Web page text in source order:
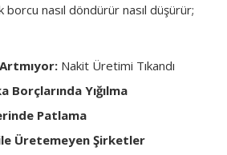
borcu nasıl döndürür nasıl düşürür;
Nakit Üretimi Tıkandı
Borçlarında Yığılma
Patlama
Üretemeyen Şirketler